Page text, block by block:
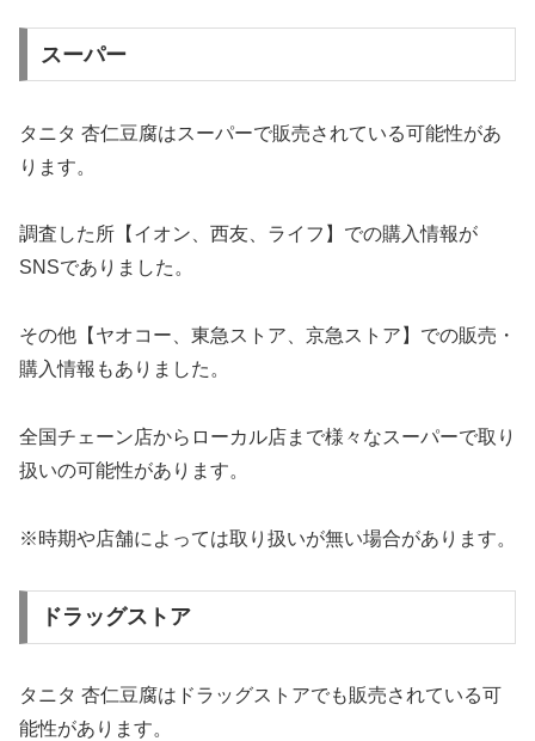
スーパー
タニタ 杏仁豆腐はスーパーで販売されている可能性があ
ります。
調査した所【イオン、西友、ライフ】での購入情報が
SNSでありました。
その他【ヤオコー、東急ストア、京急ストア】での販売・
購入情報もありました。
全国チェーン店からローカル店まで様々なスーパーで取り
扱いの可能性があります。
※時期や店舗によっては取り扱いが無い場合があります。
ドラッグストア
タニタ 杏仁豆腐はドラッグストアでも販売されている可
能性があります。